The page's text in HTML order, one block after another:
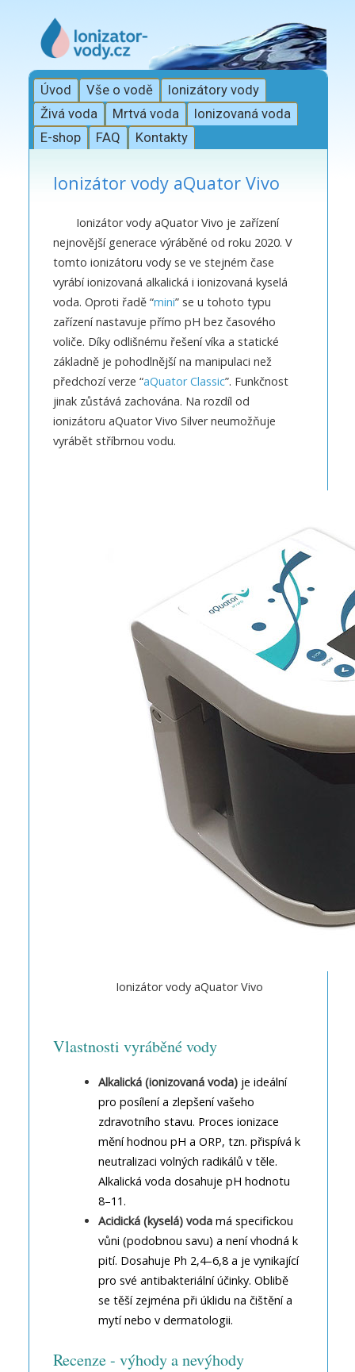
Úvod Vše o vodě
Ionizátory vody
Živá voda
Mrtvá voda
Ionizovaná voda
E-shop
FAQ Kontakty
Ionizátor vody aQuator Vivo
Ionizátor vody aQuator Vivo je zařízení
nejnovější generace výráběné od roku 2020. V
tomto ionizátoru vody se ve stejném čase
vyrábí ionizovaná alkalická i ionizovaná kyselá
voda. Oproti řadě “mini” se u tohoto typu
zařízení nastavuje přímo pH bez časového
voliče. Díky odlišnému řešení víka a statické
základně je pohodlnější na manipulaci než
předchozí verze “aQuator Classic”. Funkčnost
jinak zůstává zachována. Na rozdíl od
ionizátoru aQuator Vivo Silver neumožňuje
vyrábět stříbrnou vodu.
Ionizátor vody aQuator Vivo
Vlastnosti vyráběné vody
Alkalická (ionizovaná voda) je ideální
pro posílení a zlepšení vašeho
zdravotního stavu. Proces ionizace
mění hodnou pH a ORP, tzn. přispívá k
neutralizaci volných radikálů v těle.
Alkalická voda dosahuje pH hodnotu
8–11.
Acidická (kyselá) voda má specifickou
vůni (podobnou savu) a není vhodná k
pití. Dosahuje Ph 2,4–6,8 a je vynikající
pro své antibakteriální účinky. Oblibě
se těší zejména při úklidu na čištění a
mytí nebo v dermatologii.
Recenze - výhody a nevýhody